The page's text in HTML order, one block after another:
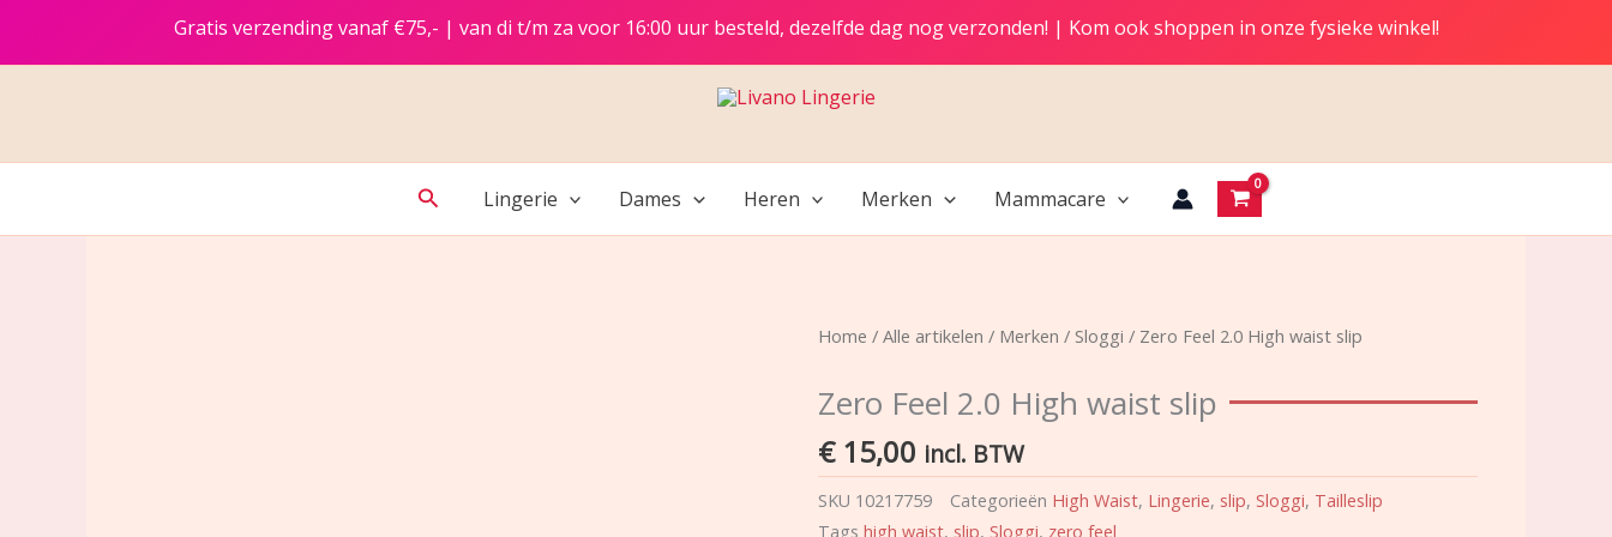
Gratis verzending vanaf €75,- | van di t/m za voor 16:00 uur besteld, dezelfde dag nog verzonden! | Kom ook shoppen in onze fysieke winkel!
ZoekenLingerie Dames Heren Merken Mammacare
Home / Alle artikelen / Merken / Sloggi / Zero Feel 2.0 High waist slip
Zero Feel 2.0 High waist slip
€15,00 incl. BTW
SKU 10217759 Categorieën High Waist, Lingerie, slip, Sloggi, Tailleslip
Tags high waist, slip, Sloggi, zero feel